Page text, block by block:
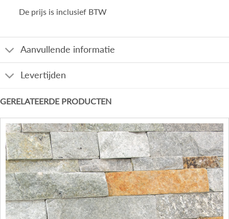
De prijs is inclusief BTW
Aanvullende informatie
Levertijden
GERELATEERDE PRODUCTEN